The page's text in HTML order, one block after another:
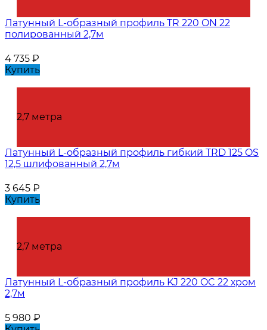
Латунный L-образный профиль TR 220 ON 22
полированный 2,7м
4 735 ₽
Купить
2,7 метра
Латунный L-образный профиль гибкий TRD 125 OS
12,5 шлифованный 2,7м
3 645 ₽
Купить
2,7 метра
Латунный L-образный профиль KJ 220 OC 22 хром
2,7м
5 980 ₽